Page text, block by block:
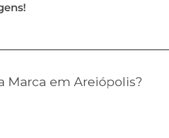
Marca em Areiópolis?